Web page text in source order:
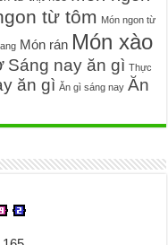
từ tôm Món ngon từ
Món rán Món xào
Sáng nay ăn gì Thực
ăn gì Ăn gì sáng nay Ăn